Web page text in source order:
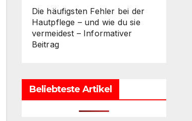
Die häufigsten Fehler bei der
Hautpflege – und wie du sie
vermeidest – Informativer
Beitrag
Beliebteste Artikel